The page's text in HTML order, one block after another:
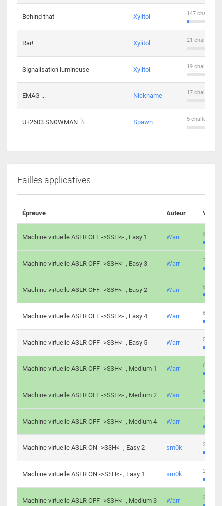
Behind that Xylitol 147
Rar! Xylitol 21
Signalisation lumineuse Xylitol 19
EMAG ... Nickname 17
U+2603 SNOWMAN ☃ Spawn 5 challengers
Failles applicatives
Épreuve Auteur
Machine virtuelle ASLR OFF ->SSH<- , Easy 1 Warr 801
Machine virtuelle ASLR OFF ->SSH<- , Easy 3 Warr 746
Machine virtuelle ASLR OFF ->SSH<- , Easy 2 Warr 681
Machine virtuelle ASLR OFF ->SSH<- , Easy 4 Warr 645
Machine virtuelle ASLR OFF ->SSH<- , Easy 5 Warr 561
Machine virtuelle ASLR OFF ->SSH<- , Medium 1 Warr 605
Machine virtuelle ASLR OFF ->SSH<- , Medium 2 Warr 509
Machine virtuelle ASLR OFF ->SSH<- , Medium 4 Warr 413
Machine virtuelle ASLR ON ->SSH<- , Easy 2 sm0k 247
Machine virtuelle ASLR ON ->SSH<- , Easy 1 sm0k 219
Machine virtuelle ASLR OFF ->SSH<- , Medium 3 Warr 280